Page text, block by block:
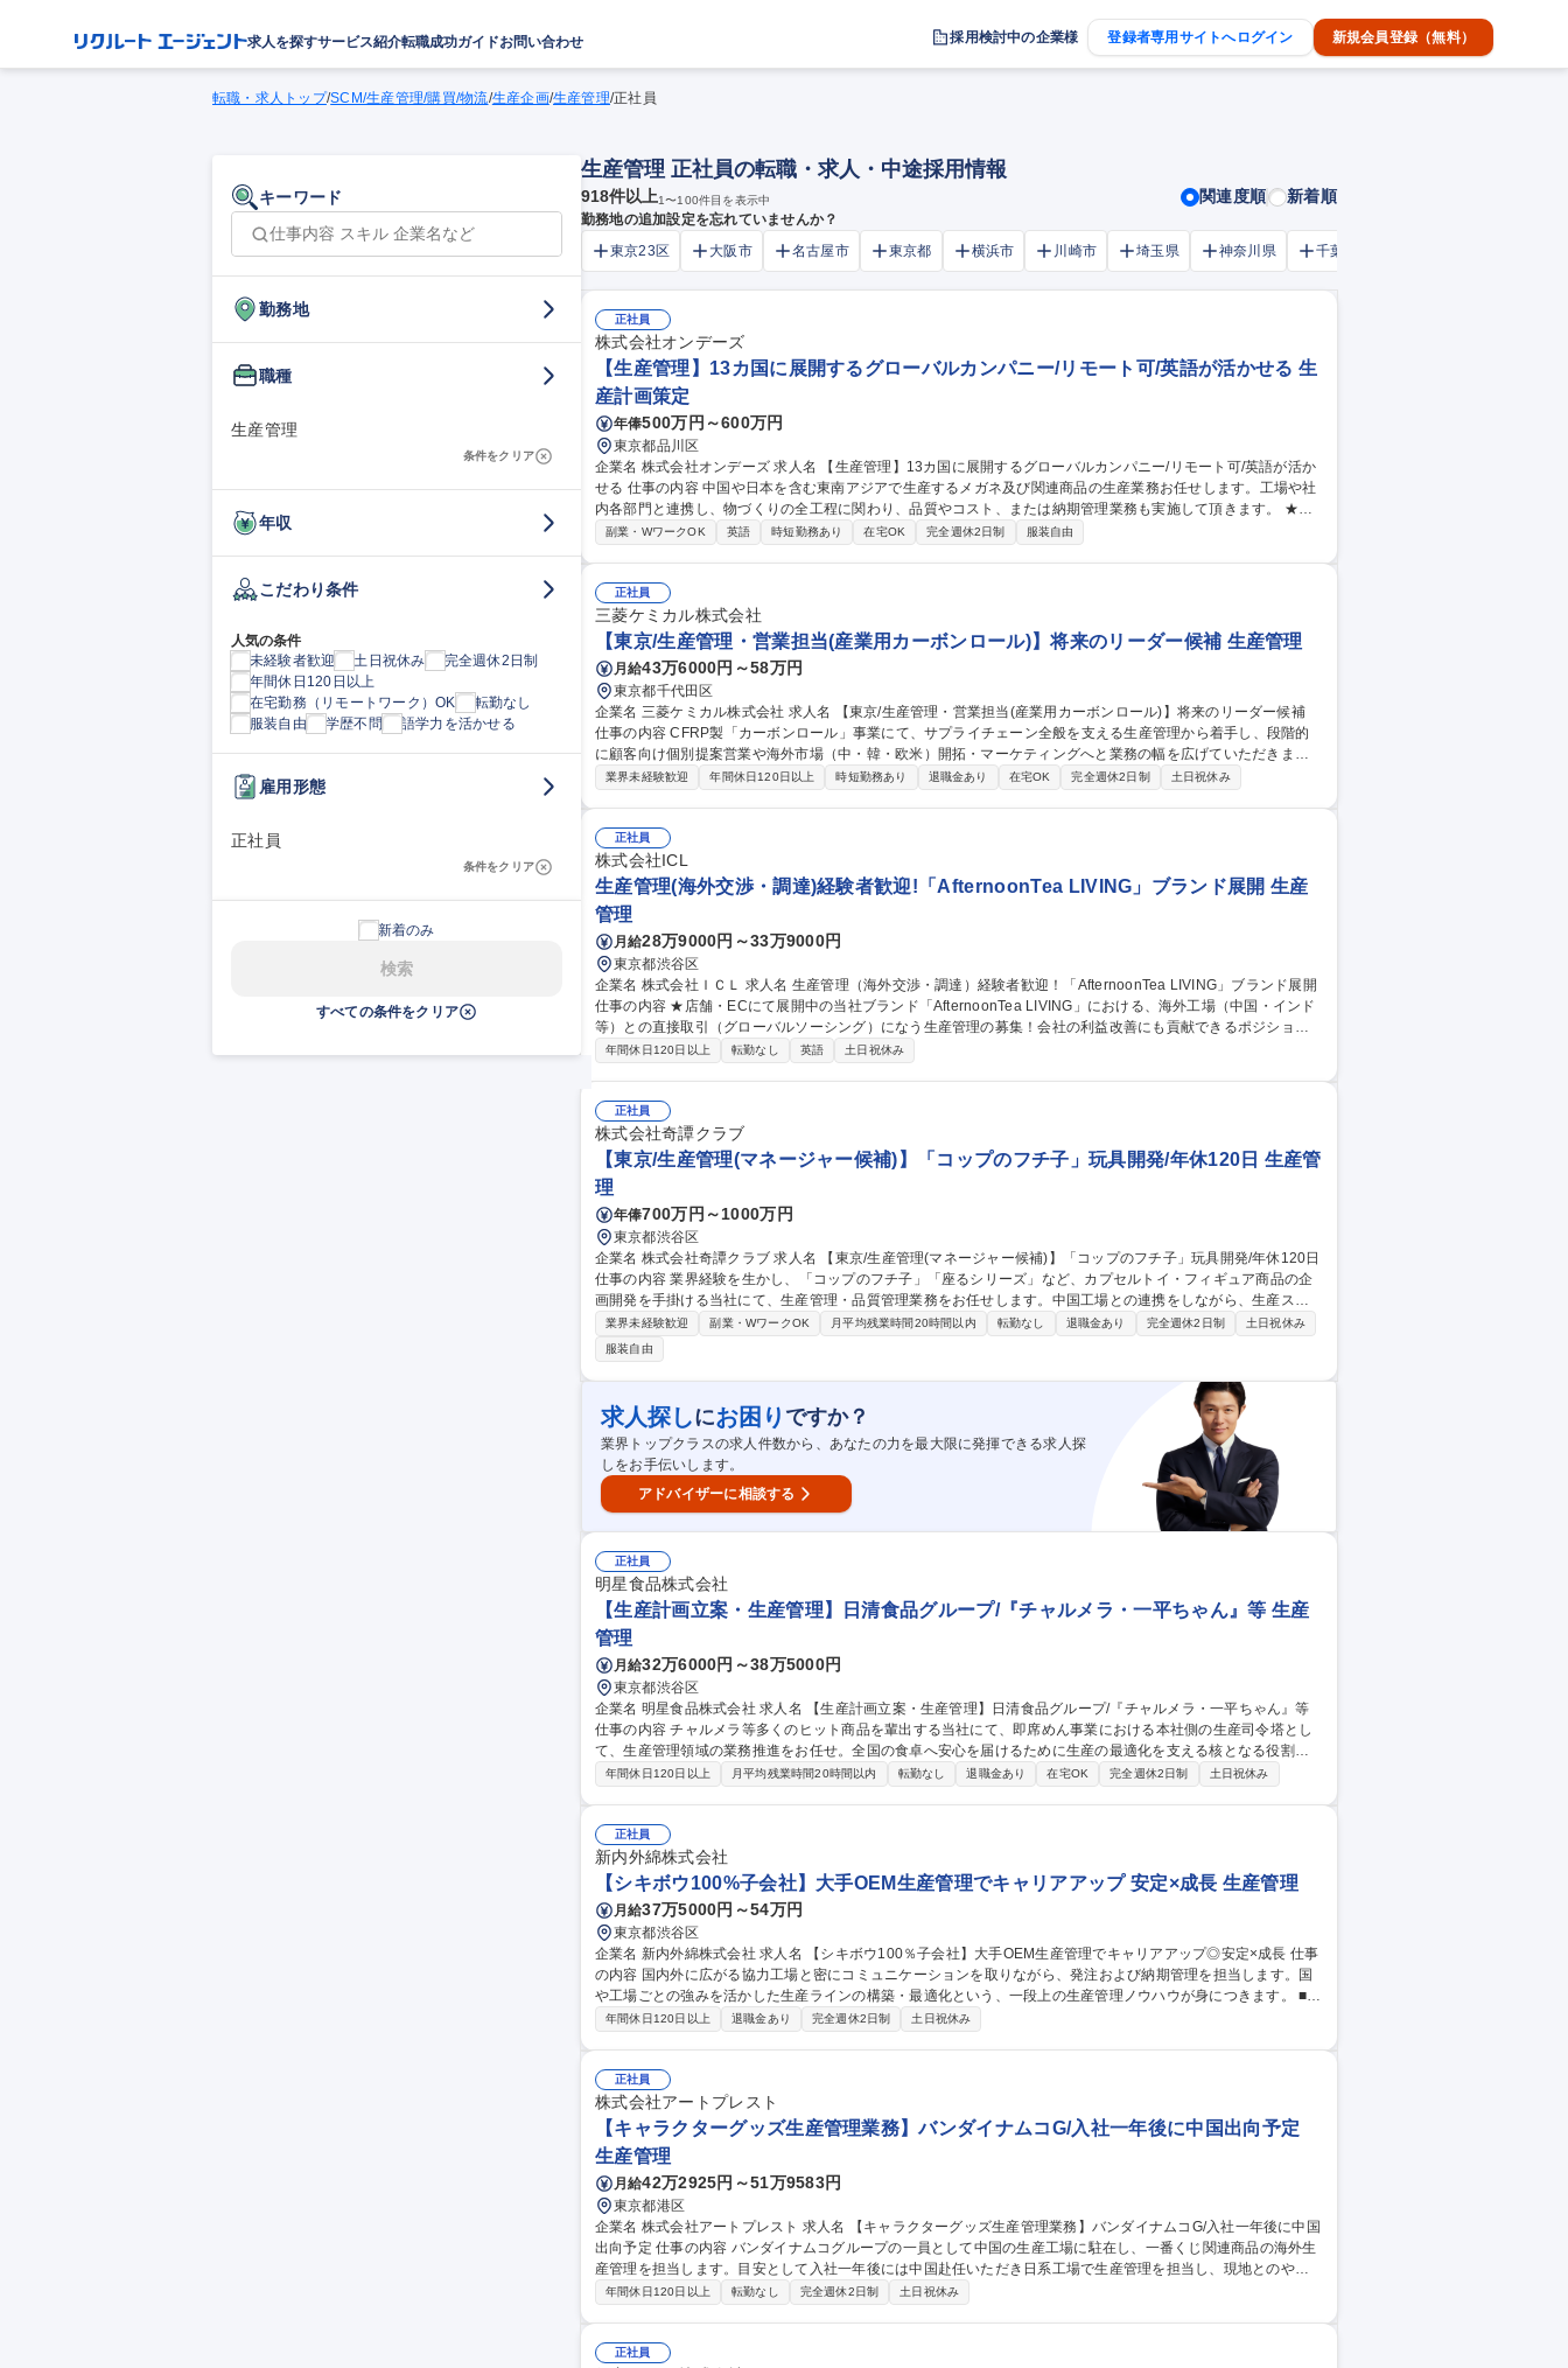
求人を探すサービス紹介転職成功ガイドお問い合わせ 採用検討中の企業様 登録者専用サイトへログイン 新規会員登録（無料）
転職・求人トップ/SCM/生産管理/購買/物流/生産企画/生産管理/正社員
キーワード
勤務地
職種
生産管理
条件をクリア
年収
こだわり条件
人気の条件
未経験者歓迎
土日祝休み
完全週休2日制
年間休日120日以上
在宅勤務（リモートワーク）OK
転勤なし
服装自由
学歴不問 語学力を活かせる
雇用形態
正社員
条件をクリア
新着のみ
検索
すべての条件をクリア
生産管理 正社員の転職・求人・中途採用情報
918件以上1〜100件目を表示中 関連度順 新着順
勤務地の追加設定を忘れていませんか？
東京23区
大阪市 名古屋市 東京都 横浜市 川崎市 埼玉県 神奈川県 千葉市
正社員
株式会社オンデーズ
【生産管理】13カ国に展開するグローバルカンパニー/リモート可/英語が活かせる 生
産計画策定
年俸500万円～600万円
東京都品川区
企業名 株式会社オンデーズ 求人名 【生産管理】13カ国に展開するグローバルカンパニー/リモート可/英語が活か
せる 仕事の内容 中国や日本を含む東南アジアで生産するメガネ及び関連商品の生産業務お任せします。工場や社
内各部門と連携し、物づくりの全工程に関わり、品質やコスト、または納期管理業務も実施して頂きます。 ★将
来的に課長代理などをお任せすることを期待しています！ 【業務詳細】 ■企画サポート・進捗確認■工場とのコン
募集職種 【生産管理】13カ国に展開するグローバルカンパニー/リモート可/英語が活かせる
副業・WワークOK 英語 時短勤務あり 在宅OK 完全週休2日制 服装自由
正社員
三菱ケミカル株式会社
【東京/生産管理・営業担当(産業用カーボンロール)】将来のリーダー候補 生産管理
月給43万6000円～58万円
東京都千代田区
企業名 三菱ケミカル株式会社 求人名 【東京/生産管理・営業担当(産業用カーボンロール)】将来のリーダー候補
仕事の内容 CFRP製「カーボンロール」事業にて、サプライチェーン全般を支える生産管理から着手し、段階的
に顧客向け個別提案営業や海外市場（中・韓・欧米）開拓・マーケティングへと業務の幅を広げていただきま
す。 【詳細】■生産管理：加工製造委託先管理、受発注、納期・工程管理などサプライチェーン全体の統括■営
事業全体を牽引するリーダーとしての活躍を期待します。 募集職種 【東京/生産管理・営業担当(産業用カーボン
ロール)】将来のリーダー候補
業界未経験歓迎 年間休日120日以上 時短勤務あり 退職金あり 在宅OK 完全週休2日制 土日祝休み
正社員
株式会社ICL
生産管理(海外交渉・調達)経験者歓迎!「AfternoonTea LIVING」ブランド展開 生産
管理
月給28万9000円～33万9000円
東京都渋谷区
企業名 株式会社ＩＣＬ 求人名 生産管理（海外交渉・調達）経験者歓迎！「AfternoonTea LIVING」ブランド展開
仕事の内容 ★店舗・ECにて展開中の当社ブランド「AfternoonTea LIVING」における、海外工場（中国・インド
等）との直接取引（グローバルソーシング）になう生産管理の募集！会社の利益改善にも貢献できるポジション
です◎ 【業務】上流（企画）から一気通貫で関わっていただきます。 ■社内関連部署（企画・デザイナー・MD・
材の生産に関われるポジションです◎ 募集職種 生産管理（海外交渉・調達）経験者歓迎！「AfternoonTea LIVIN
G」ブランド展開
年間休日120日以上 転勤なし 英語 土日祝休み
正社員
株式会社奇譚クラブ
【東京/生産管理(マネージャー候補)】「コップのフチ子」玩具開発/年休120日 生産管
理
年俸700万円～1000万円
東京都渋谷区
企業名 株式会社奇譚クラブ 求人名 【東京/生産管理(マネージャー候補)】「コップのフチ子」玩具開発/年休120日
仕事の内容 業界経験を生かし、「コップのフチ子」「座るシリーズ」など、カプセルトイ・フィギュア商品の企
画開発を手掛ける当社にて、生産管理・品質管理業務をお任せします。中国工場との連携をしながら、生産スケ
ジュール 管理および量産時の品質管理を中心にご担当いただきます。【業務詳細】■生産スケジュールの作成およ
び工程管理 ■中国工場との納期・仕様・品質に関する調整／交渉 ■受発注に伴う工場との各種調整・確認業務 ■量
産時の品質管理・改善対応 ■組織およびプロジェクトのマネジメント業務 ■メンバー育成業務 等 ※毎月10商品以
上を継続的にリリースしており、複数商品を並行して進行します。 募集職種 【東京/生産管理(マネージャー候
補)】「コップのフチ子」玩具開発/年休120日
業界未経験歓迎 副業・WワークOK 月平均残業時間20時間以内 転勤なし 退職金あり 完全週休2日制
土日祝休み
服装自由
求人探しにお困り ですか？
業界トップクラスの求人件数から、あなたの力を最大限に発揮できる求人探
しをお手伝いします。
アドバイザーに相談する
正社員
明星食品株式会社
【生産計画立案・生産管理】日清食品グループ/『チャルメラ・一平ちゃん』等 生産
管理
月給32万6000円～38万5000円
東京都渋谷区
企業名 明星食品株式会社 求人名 【生産計画立案・生産管理】日清食品グループ/『チャルメラ・一平ちゃん』等
仕事の内容 チャルメラ等多くのヒット商品を輩出する当社にて、即席めん事業における本社側の生産司令塔とし
て、生産管理領域の業務推進をお任せ。全国の食卓へ安心を届けるために生産の最適化を支える核となる役割で
す。 【詳細】 ■生産計画の立案業務 ■生産工場管理業務 ■生産工場（東日本明星・神戸工場・ユニ・スター等）と
年間休日120日以上 月平均残業時間20時間以内 転勤なし 退職金あり 在宅OK 完全週休2日制 土日祝休み
正社員
新内外綿株式会社
【シキボウ100%子会社】大手OEM生産管理でキャリアアップ 安定×成長 生産管理
月給37万5000円～54万円
東京都渋谷区
企業名 新内外綿株式会社 求人名 【シキボウ100％子会社】大手OEM生産管理でキャリアアップ◎安定×成長 仕事
の内容 国内外に広がる協力工場と密にコミュニケーションを取りながら、発注および納期管理を担当します。国
や工場ごとの強みを活かした生産ラインの構築・最適化という、一段上の生産管理ノウハウが身につきます。 ■お
客様からの発注書・縫製依頼書に基づくスケジュール・納期管理 ■ボタン・ファスナー・生地など必要部材の発
◎安定×成長
年間休日120日以上 退職金あり 完全週休2日制 土日祝休み
正社員
株式会社アートプレスト
【キャラクターグッズ生産管理業務】バンダイナムコG/入社一年後に中国出向予定
生産管理
月給42万2925円～51万9583円
東京都港区
企業名 株式会社アートプレスト 求人名 【キャラクターグッズ生産管理業務】バンダイナムコG/入社一年後に中国
出向予定 仕事の内容 バンダイナムコグループの一員として中国の生産工場に駐在し、一番くじ関連商品の海外生
産管理を担当します。目安として入社一年後には中国赴任いただき日系工場で生産管理を担当し、現地とのやり
とりを通じて 品質管理や納期調整を行います。中国等の海外工場との連携を通じて、品質管理、納期調整、生産
中国語スキルは不問です。 募集職種 【キャラクターグッズ生産管理業務】バンダイナムコG/入社一年後に中国出
年間休日120日以上 転勤なし 完全週休2日制 土日祝休み
正社員